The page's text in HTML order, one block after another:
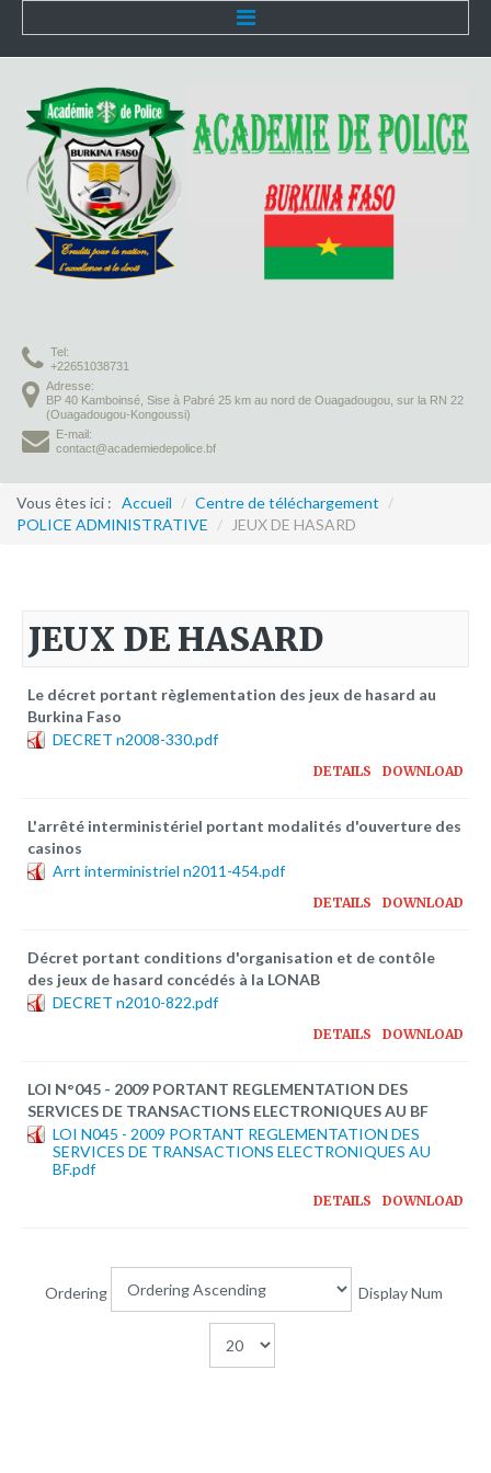
Accueil
L'Académie
Présentation
Organisation
Infrastructures
Vie à l'Académie
Missions
Formation continue
Activités
Avec la Fondation Hanns Seidel
Activités Hanns Seidel
Publications à télécharger
Plateforme pédagogique
Nous Ecrire
Tel:
+22651038731
Adresse:
BP 40 Kamboinsé, Sise à Pabré 25 km au nord de Ouagadougou, sur la RN 22
(Ouagadougou-Kongoussi)
E-mail:
contact@academiedepolice.bf
Vous êtes ici : Accueil / Centre de téléchargement /
POLICE ADMINISTRATIVE / JEUX DE HASARD
JEUX DE HASARD
Le décret portant règlementation des jeux de hasard au
Burkina Faso
DECRET n2008-330.pdf
DOWNLOAD
DETAILS
L'arrêté interministériel portant modalités d'ouverture des
casinos
Arrt interministriel n2011-454.pdf
DOWNLOAD
DETAILS
Décret portant conditions d'organisation et de contôle
des jeux de hasard concédés à la LONAB
DECRET n2010-822.pdf
DOWNLOAD
DETAILS
LOI N°045 - 2009 PORTANT REGLEMENTATION DES
SERVICES DE TRANSACTIONS ELECTRONIQUES AU BF
LOI N045 - 2009 PORTANT REGLEMENTATION DES
SERVICES DE TRANSACTIONS ELECTRONIQUES AU
BF.pdf
DOWNLOAD
DETAILS
Ordering Display Num